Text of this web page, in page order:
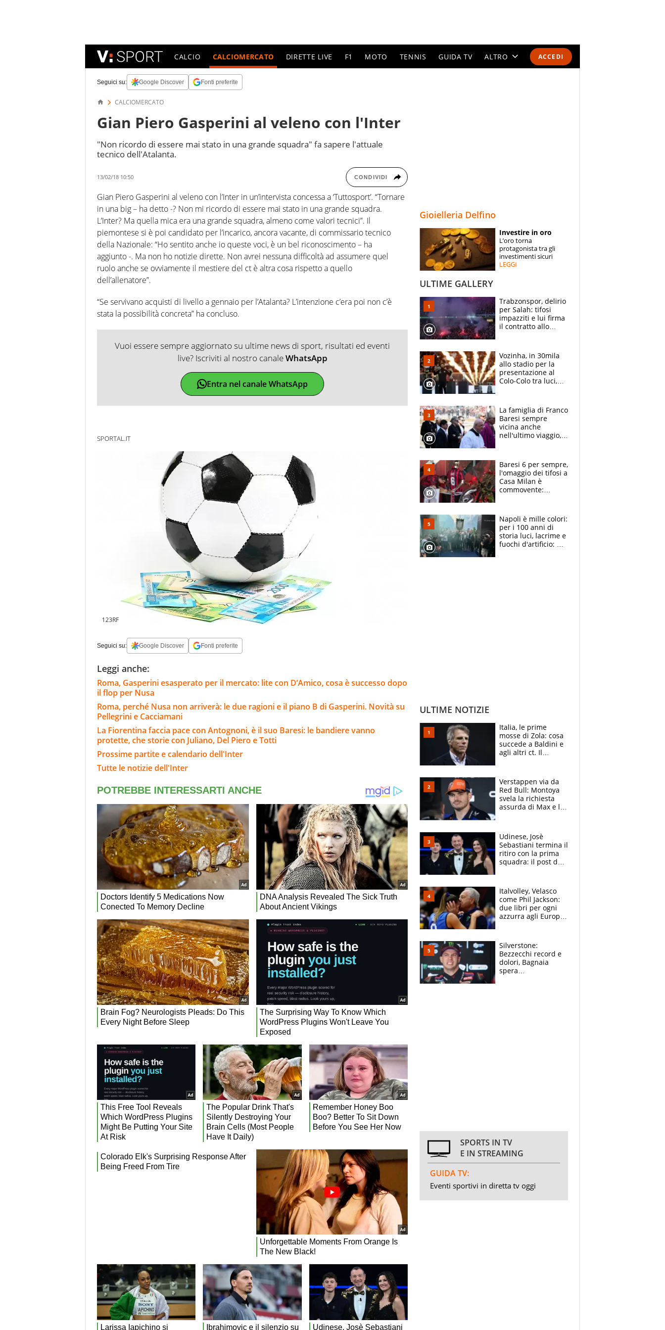
ACCEDI
CALCIO CALCIOMERCATO DIRETTE LIVE F1 MOTO TENNIS GUIDA TV ALTRO
SPECIALI
ESPERTI
Seguici su: Google Discover Fonti preferite
CALCIOMERCATO
Gian Piero Gasperini al veleno con l'Inter
"Non ricordo di essere mai stato in una grande squadra" fa sapere l'attuale
tecnico dell'Atalanta.
13/02/18 10:50 CONDIVIDI
Gian Piero Gasperini al veleno con l’Inter in un’intervista concessa a ‘Tuttosport’. “Tornare
in una big – ha detto -? Non mi ricordo di essere mai stato in una grande squadra.
L’Inter? Ma quella mica era una grande squadra, almeno come valori tecnici”. Il
piemontese si è poi candidato per l’incarico, ancora vacante, di commissario tecnico
della Nazionale: “Ho sentito anche io queste voci, è un bel riconoscimento – ha
aggiunto -. Ma non ho notizie dirette. Non avrei nessuna difficoltà ad assumere quel
ruolo anche se ovviamente il mestiere del ct è altra cosa rispetto a quello
dell’allenatore”.
“Se servivano acquisti di livello a gennaio per l’Atalanta? L’intenzione c’era poi non c’è
stata la possibilità concreta” ha concluso.
Vuoi essere sempre aggiornato su ultime news di sport, risultati ed eventi
live? Iscriviti al nostro canaleWhatsApp
Entra nel canale WhatsApp
SPORTAL.IT
123RF
Seguici su: Google Discover Fonti preferite
Leggi anche:
Roma, Gasperini esasperato per il mercato: lite con D’Amico, cosa è successo dopo
il flop per Nusa
Roma, perché Nusa non arriverà: le due ragioni e il piano B di Gasperini. Novità su
Pellegrini e Cacciamani
La Fiorentina faccia pace con Antognoni, è il suo Baresi: le bandiere vanno
protette, che storie con Juliano, Del Piero e Totti
Prossime partite e calendario dell'Inter
Tutte le notizie dell'Inter
Gioielleria Delfino
Investire in oro
L’oro torna
protagonista tra gli
investimenti sicuri
LEGGI
ULTIME GALLERY
Trabzonspor, delirio
per Salah: tifosi
impazziti e lui firma
il contratto allo
Vozinha, in 30mila
allo stadio per la
presentazione al
Colo-Colo tra luci,
La famiglia di Franco
Baresi sempre
vicina anche
nell'ultimo viaggio,
circondati
dall'affetto dei tifosi
Baresi 6 per sempre,
l'omaggio dei tifosi a
Casa Milan è
commovente:
bigliettini
Napoli è mille colori:
per i 100 anni di
storia luci, lacrime e
fuochi d'artificio: De
ULTIME NOTIZIE
Italia, le prime
mosse di Zola: cosa
succede a Baldini e
agli altri ct. Il
azzurri
Verstappen via da
Red Bull: Montoya
svela la richiesta
assurda di Max e lo
McLaren siano
meglio?”
Udinese, Josè
Sebastiani termina il
ritiro con la prima
squadra: il post del
sfondo
Italvolley, Velasco
come Phil Jackson:
due libri per ogni
azzurra agli Europei.
Silverstone:
Bezzecchi record e
dolori, Bagnaia
spera
SPORTS IN TV
E IN STREAMING
GUIDA TV:
Eventi sportivi in diretta tv oggi